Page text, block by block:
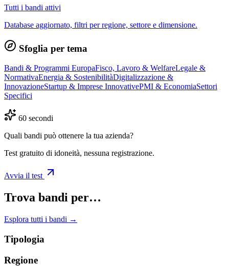
Tutti i bandi attivi
Database aggiornato, filtri per regione, settore e dimensione.
Sfoglia per tema
Bandi & Programmi EuropaFisco, Lavoro & WelfareLegale &
NormativaEnergia & SostenibilitàDigitalizzazione &
InnovazioneStartup & Imprese InnovativePMI & EconomiaSettori
Specifici
60 secondi
Quali bandi può ottenere la tua azienda?
Test gratuito di idoneità, nessuna registrazione.
Avvia il test
Trova bandi per…
Esplora tutti i bandi →
Tipologia
Regione